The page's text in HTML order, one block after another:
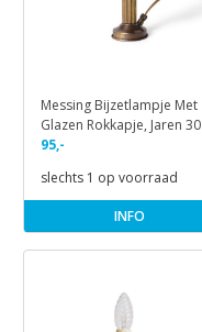
Messing Bijzetlampje Met
Glazen Rokkapje, Jaren 30
95,-
slechts 1 op voorraad
INFO